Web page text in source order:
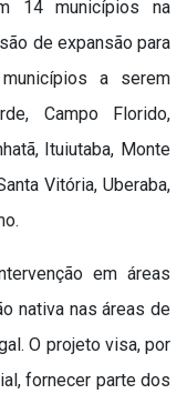
14 municípios na
de expansão para
a serem
Campo Florido,
Ituiutaba, Monte
Vitória, Uberaba,
em áreas
nativa nas áreas de
O projeto visa, por
fornecer parte dos